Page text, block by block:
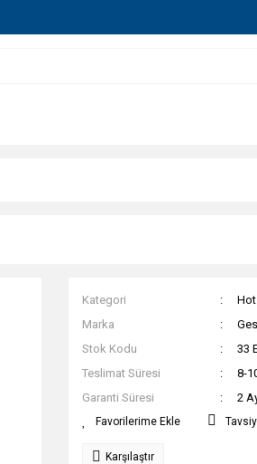
Kategori
Marka
Stok Kodu
33
Teslimat Süresi
8-
Garanti Süresi
2
Karşılaştır